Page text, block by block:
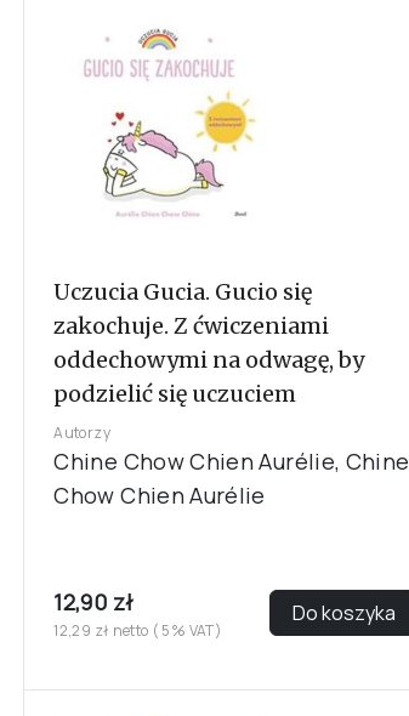
Uczucia Gucia. Gucio się
zakochuje. Z ćwiczeniami
oddechowymi na odwagę, by
podzielić się uczuciem
Autorzy
Chine Chow Chien Aurélie, Chine
Chow Chien Aurélie
12,90 zł
12,29 zł netto ( 5% VAT)
Do koszyka